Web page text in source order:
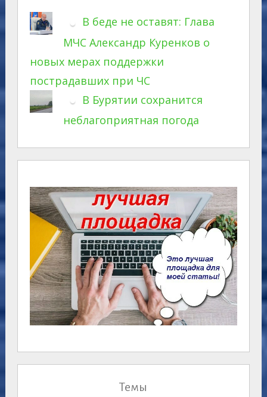
В беде не оставят: Глава
МЧС Александр Куренков о
новых мерах поддержки
пострадавших при ЧС
В Бурятии сохранится
неблагоприятная погода
Темы